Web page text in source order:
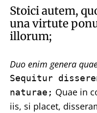
Stoici autem,
una virtute
illorum;
Duo enim genera
Sequitur
naturae; Quae in
iis, si placet,